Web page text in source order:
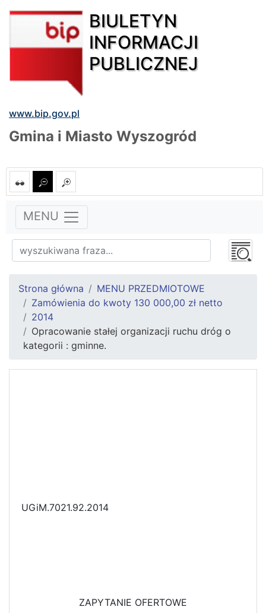
BIULETYN
INFORMACJI
PUBLICZNEJ
www.bip.gov.pl
Gmina i Miasto Wyszogród
MENU
Strona główna
MENU PRZEDMIOTOWE
Zamówienia do kwoty 130 000,00 zł netto
2014
Opracowanie stałej organizacji ruchu dróg o
kategorii : gminne.
UGiM.7021.92.2014
ZAPYTANIE OFERTOWE